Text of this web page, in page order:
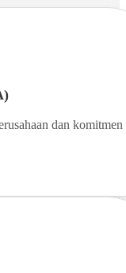
dan komitmen